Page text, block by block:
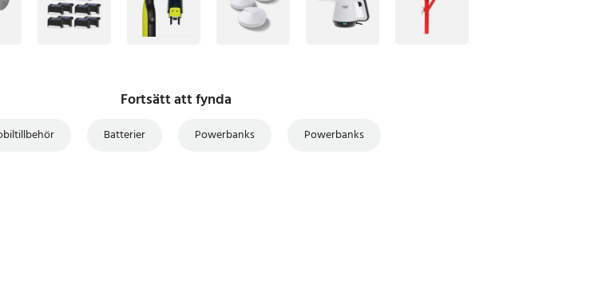
Fortsätt att fynda
Batterier Powerbanks Powerbanks